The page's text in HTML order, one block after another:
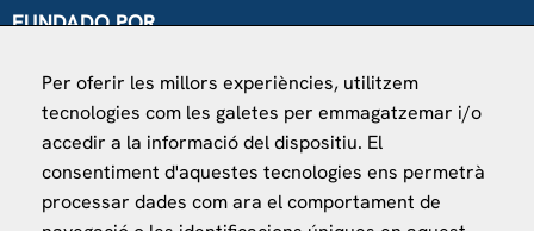
FUNDADO POR
Ministerio de Asuntos Exteriores, UE y Cooperación
Fundación "la Caixa"
Per oferir les millors experiències, utilitzem
tecnologies com les galetes per emmagatzemar i/o
accedir a la informació del dispositiu. El
consentiment d'aquestes tecnologies ens permetrà
processar dades com ara el comportament de